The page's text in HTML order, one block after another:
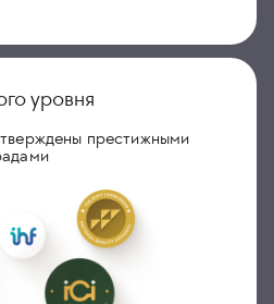
уровня
престижными